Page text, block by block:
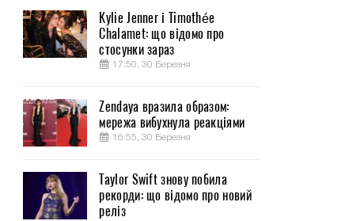
Kylie Jenner і Timothée
Chalamet: що відомо про
стосунки зараз
17:50, 30 Березня
Zendaya вразила образом:
мережа вибухнула реакціями
16:55, 30 Березня
Taylor Swift знову побила
рекорди: що відомо про новий
реліз